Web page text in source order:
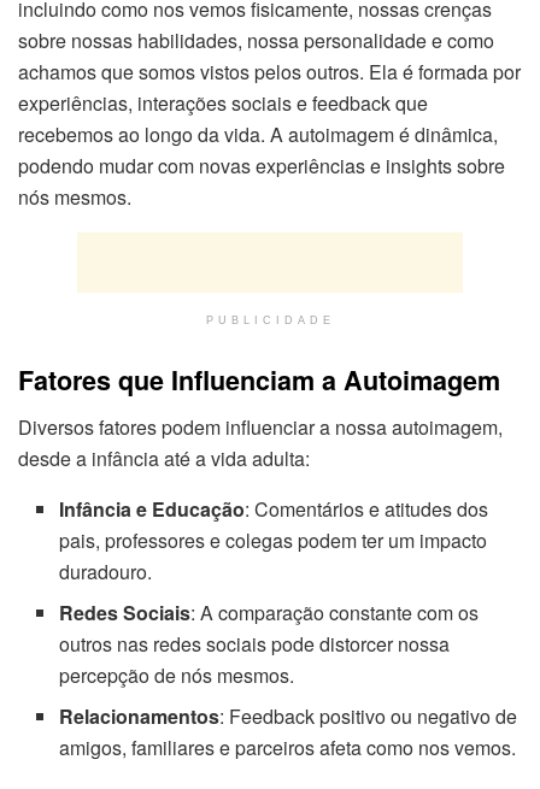
incluindo como nos vemos fisicamente, nossas crenças
sobre nossas habilidades, nossa personalidade e como
achamos que somos vistos pelos outros. Ela é formada por
experiências, interações sociais e feedback que
recebemos ao longo da vida. A autoimagem é dinâmica,
podendo mudar com novas experiências e insights sobre
nós mesmos.
PUBLICIDADE
Fatores que Influenciam a Autoimagem
Diversos fatores podem influenciar a nossa autoimagem,
desde a infância até a vida adulta:
Infância e Educação: Comentários e atitudes dos
pais, professores e colegas podem ter um impacto
duradouro.
Redes Sociais: A comparação constante com os
outros nas redes sociais pode distorcer nossa
percepção de nós mesmos.
Relacionamentos: Feedback positivo ou negativo de
amigos, familiares e parceiros afeta como nos vemos.